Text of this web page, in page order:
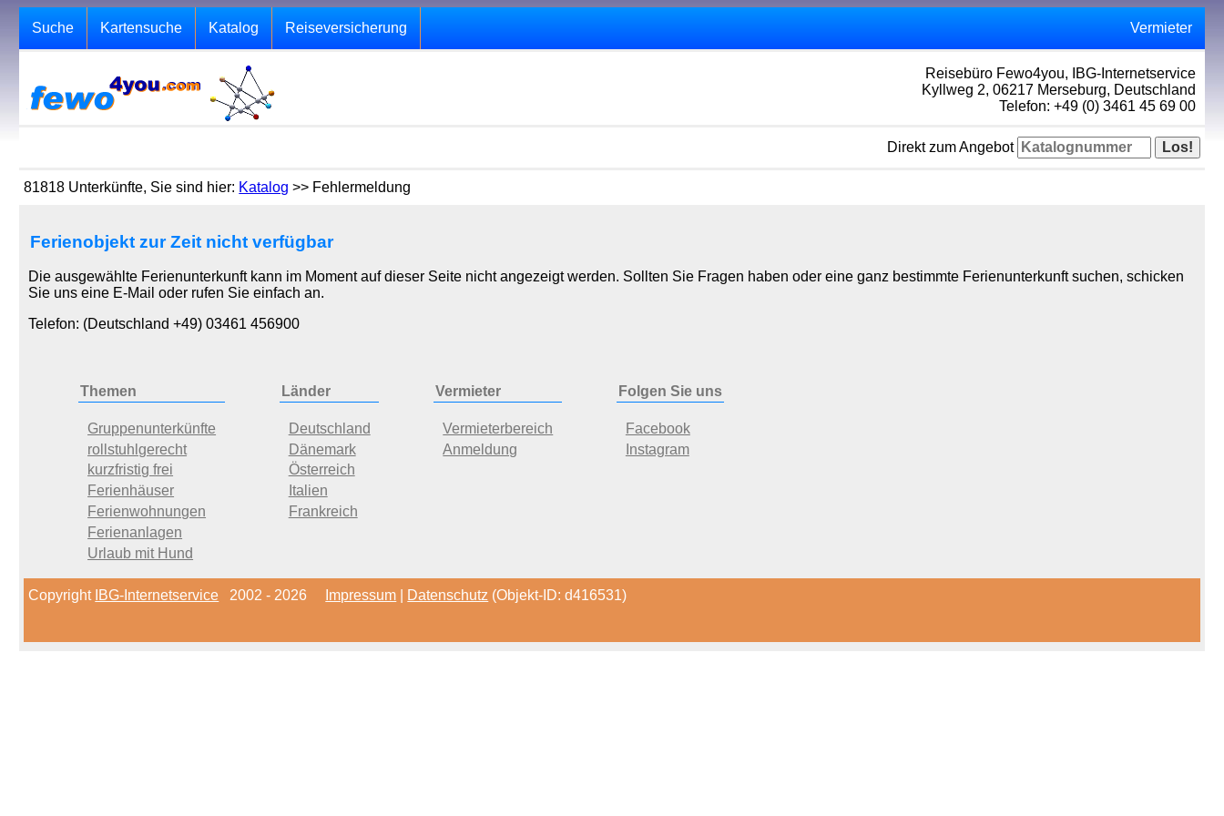
Suche Kartensuche Katalog Reiseversicherung Vermieter
Reisebüro Fewo4you, IBG-Internetservice
Kyllweg 2, 06217 Merseburg, Deutschland
Telefon: +49 (0) 3461 45 69 00
Direkt zum Angebot
81818 Unterkünfte, Sie sind hier: Katalog >> Fehlermeldung
Ferienobjekt zur Zeit nicht verfügbar
Die ausgewählte Ferienunterkunft kann im Moment auf dieser Seite nicht angezeigt werden. Sollten Sie Fragen haben oder eine ganz bestimmte Ferienunterkunft suchen, schicken
Sie uns eine E-Mail oder rufen Sie einfach an.
Telefon: (Deutschland +49) 03461 456900
Themen
Gruppenunterkünfte
rollstuhlgerecht
kurzfristig frei
Ferienhäuser
Ferienwohnungen
Ferienanlagen
Urlaub mit Hund
Länder
Deutschland
Dänemark
Österreich
Italien
Frankreich
Vermieter
Vermieterbereich
Anmeldung
Folgen Sie uns
Facebook
Instagram
Copyright IBG-Internetservice 2002 - 2026 Impressum Datenschutz (Objekt-ID: d416531)